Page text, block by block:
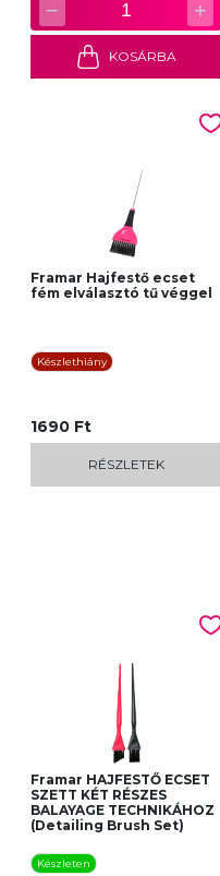
− 1 +
KOSÁRBA
Framar Hajfestő ecset
fém elválasztó tű véggel
Készlethiány
1690 Ft
RÉSZLETEK
Framar HAJFESTŐ ECSET
SZETT KÉT RÉSZES
BALAYAGE TECHNIKÁHOZ
(Detailing Brush Set)
Készleten